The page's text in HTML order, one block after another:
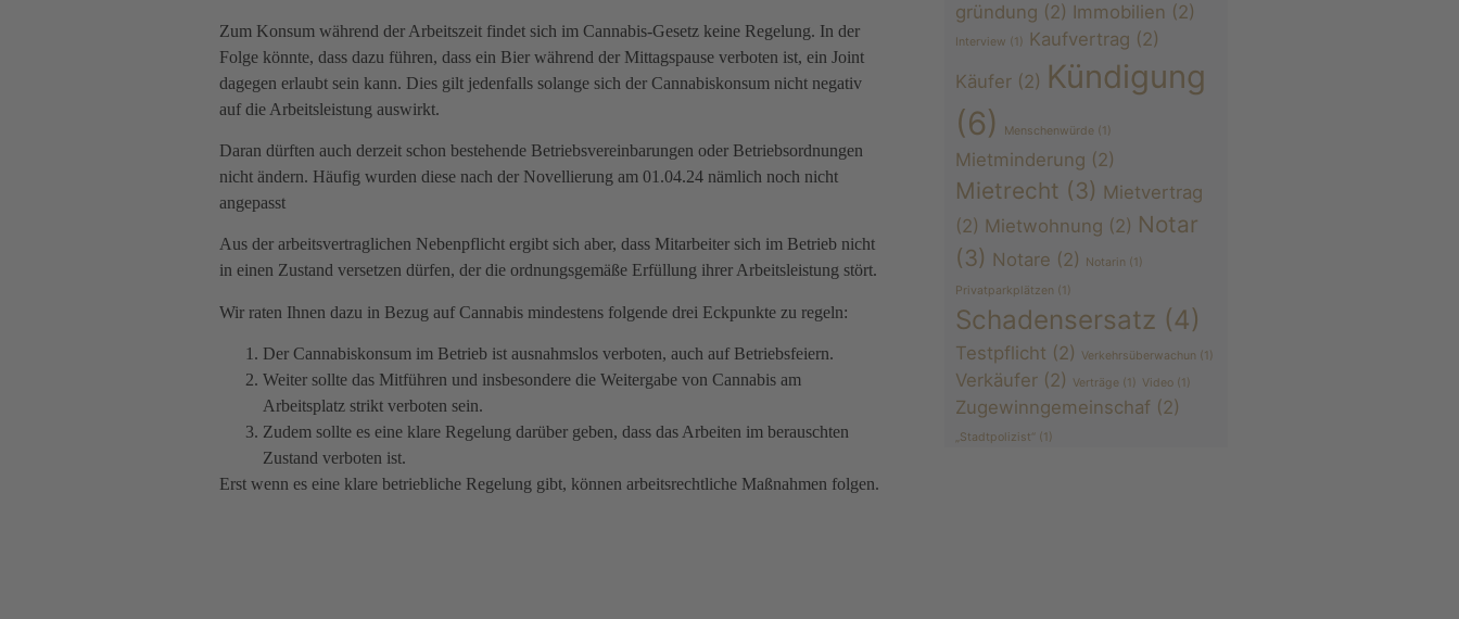
Zum Konsum während der Arbeitszeit findet sich im Cannabis-Gesetz keine Regelung. In der
Folge könnte, dass dazu führen, dass ein Bier während der Mittagspause verboten ist, ein Joint
dagegen erlaubt sein kann. Dies gilt jedenfalls solange sich der Cannabiskonsum nicht negativ
auf die Arbeitsleistung auswirkt.
Daran dürften auch derzeit schon bestehende Betriebsvereinbarungen oder Betriebsordnungen
nicht ändern. Häufig wurden diese nach der Novellierung am 01.04.24 nämlich noch nicht
angepasst
Aus der arbeitsvertraglichen Nebenpflicht ergibt sich aber, dass Mitarbeiter sich im Betrieb nicht
in einen Zustand versetzen dürfen, der die ordnungsgemäße Erfüllung ihrer Arbeitsleistung stört.
Wir raten Ihnen dazu in Bezug auf Cannabis mindestens folgende drei Eckpunkte zu regeln:
Der Cannabiskonsum im Betrieb ist ausnahmslos verboten, auch auf Betriebsfeiern.
Weiter sollte das Mitführen und insbesondere die Weitergabe von Cannabis am
Arbeitsplatz strikt verboten sein.
Zudem sollte es eine klare Regelung darüber geben, dass das Arbeiten im berauschten
Zustand verboten ist.
Erst wenn es eine klare betriebliche Regelung gibt, können arbeitsrechtliche Maßnahmen folgen.
gründung (2) Immobilien (2)
Interview (1) Kaufvertrag (2)
Käufer (2) Kündigung
(6)
Menschenwürde (1)
Mietminderung (2)
Mietrecht (3) Mietvertrag
(2) Mietwohnung (2) Notar
(3) Notare (2) Notarin (1)
Privatparkplätzen (1)
Schadensersatz (4)
Testpflicht (2) Verkehrsüberwachun (1)
Verkäufer (2) Verträge (1) Video (1)
Zugewinngemeinschaf (2)
„Stadtpolizist“ (1)